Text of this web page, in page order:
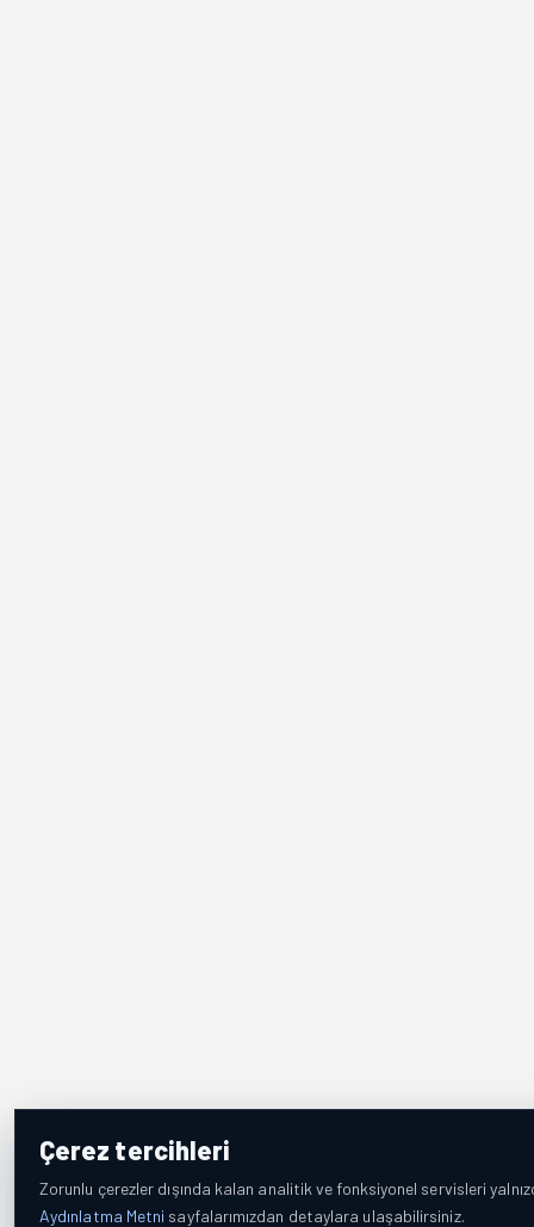
Çerez tercihleri
Zorunlu çerezler dışında kalan analitik ve fonksiyonel servisleri
Aydınlatma Metni sayfalarımızdan detaylara ulaşabilirsiniz.